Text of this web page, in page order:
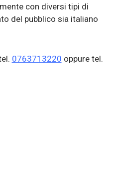
con diversi tipi di
del pubblico sia italiano
0763713220 oppure tel.